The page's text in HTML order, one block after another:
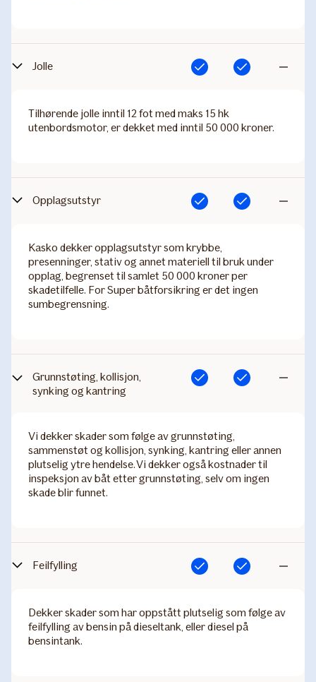
Jolle Inkludert
Inkludert
Tilhørende jolle inntil 12 fot med maks 15 hk
utenbordsmotor, er dekket med inntil 50 000 kroner.
Opplagsutstyr Inkludert
Inkludert
Kasko dekker opplagsutstyr som krybbe,
presenninger, stativ og annet materiell til bruk under
opplag, begrenset til samlet 50 000 kroner per
skadetilfelle. For Super båtforsikring er det ingen
sumbegrensning.
Grunnstøting, kollisjon,
synking og kantring
Inkludert
Inkludert
Vi dekker skader som følge av grunnstøting,
sammenstøt og kollisjon, synking, kantring eller annen
plutselig ytre hendelse. Vi dekker også kostnader til
inspeksjon av båt etter grunnstøting, selv om ingen
skade blir funnet.
Feilfylling Inkludert
Inkludert
Dekker skader som har oppstått plutselig som følge av
feilfylling av bensin på dieseltank, eller diesel på
bensintank.